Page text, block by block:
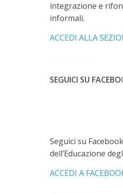
integrazione e
informali.
ACCEDI ALLA
SEGUICI SU FACEBO
Seguici su
dell’Educazione
ACCEDI A